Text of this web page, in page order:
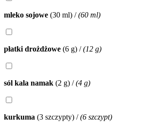
mleko sojowe (30 ml) /(60 ml)
płatki drożdżowe (6 g) /(12 g)
sól kala namak (2 g) /(4 g)
kurkuma (3 szczypty) /(6 szczypt)